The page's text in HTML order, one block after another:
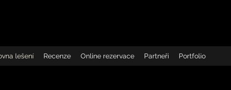
lešení Recenze Online rezervace Partneři Portfolio